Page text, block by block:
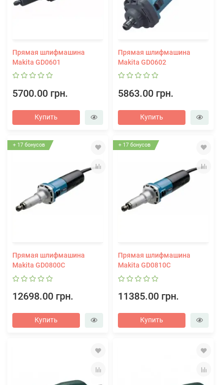
Прямая шлифмашина
Makita GD0601
5700.00 грн.
Купить
Прямая шлифмашина
Makita GD0602
5863.00 грн.
Купить
+ 17 бонусов
Прямая шлифмашина
Makita GD0800C
12698.00 грн.
Купить
+ 17 бонусов
Прямая шлифмашина
Makita GD0810C
11385.00 грн.
Купить